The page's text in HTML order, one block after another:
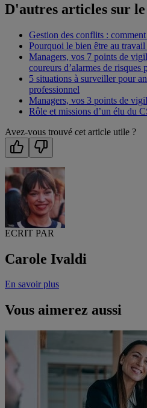
D'autres articles sur le
Gestion des conflits :
Pourquoi le bien être au
Managers, vos 7 points de
coureurs d’alarmes de risques
5 situations à surveiller pour
professionnel
Managers, vos 3 points de
Rôle et missions d’un élu du
Avez-vous trouvé cet article utile ?
ECRIT PAR
Carole Ivaldi
En savoir plus
Vous aimerez aussi